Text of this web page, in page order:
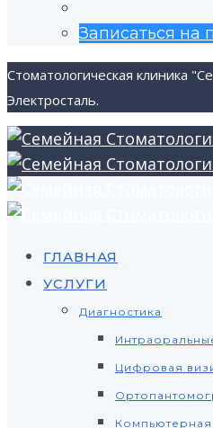
for:
Записаться на
Стоматологическая клиника
Электросталь.
ГЛАВНАЯ
УСЛУГИ
Диагностика
Цифровая